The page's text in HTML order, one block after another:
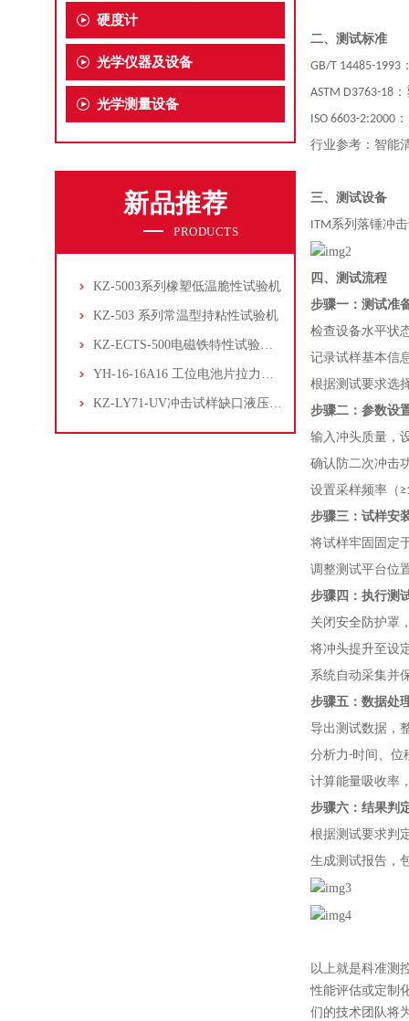
硬度计
光学仪器及设备
光学测量设备
新品推荐
PRODUCTS
KZ-5003系列橡塑低温脆性试验机
KZ-503 系列常温型持粘性试验机
KZ-ECTS-500电磁铁特性试验系统
YH-16-16A16 工位电池片拉力试验机
KZ-LY71-UV冲击试样缺口液压拉床
二、测试标准
GB/T 14485-1993
ASTM D3763-18：
ISO 6603-2:2000：
行业参考：智能
三、测试设备
ITM系列落锤冲
四 、测试流程
步骤一：测试准
检查设备水平状
记录试样基本信
根据测试要求选
步骤二：参数设
输入冲头质量，
确认防二次冲击
设置采样频率（
步骤三：试样安
将试样牢固固定
调整测试平台位
步骤四：执行测
关闭安全防护罩
将冲头提升至设
系统自动采集并
步骤五：数据处
导出测试数据，
分析力-时间、位
计算能量吸收率
步骤六：结果判
根据测试要求判
生成测试报告，
以上就是科准测
性能评估或定制
们的技术团队将